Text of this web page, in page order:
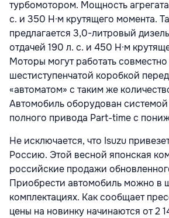
турбомотором. Мощность
с. и 350 Н·м крутящего момента.
предлагается 3,0-литровый
отдачей 190 л. с. и 450 Н·м
Моторы могут работать
шестиступенчатой коробкой
«автоматом» с таким же
Автомобиль оборудован
полного привода Part-time с
Не исключается, что Isuzu
Россию. Этой весной японская
российские продажи
Приобрести автомобиль можно в
комплектациях. Как сообщает
цены на новинку начинаются от 2